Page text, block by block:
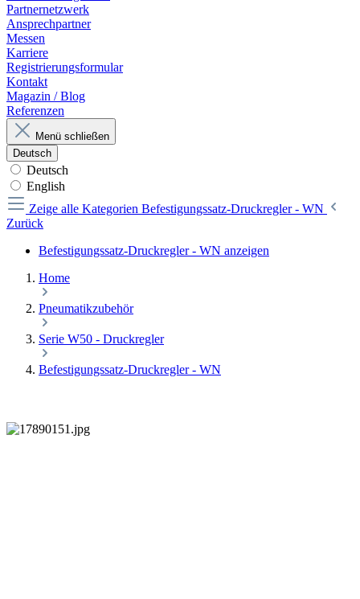
Partnernetzwerk
Ansprechpartner
Messen
Karriere
Registrierungsformular
Kontakt
Magazin / Blog
Referenzen
Menü schließen
Deutsch
Deutsch
English
Zeige alle Kategorien Befestigungssatz-Druckregler - WN
Zurück
Befestigungssatz-Druckregler - WN anzeigen
Home
Pneumatikzubehör
Serie W50 - Druckregler
Befestigungssatz-Druckregler - WN